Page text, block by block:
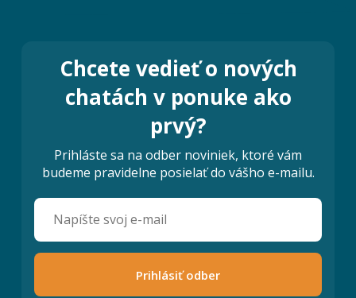
Chcete vedieť o nových
chatách v ponuke ako
prvý?
Prihláste sa na odber noviniek, ktoré vám
budeme pravidelne posielať do vášho e-mailu.
Prihlásiť odber